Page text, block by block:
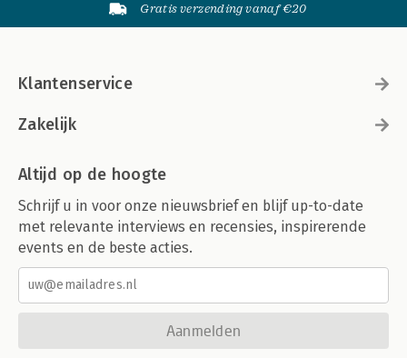
Gratis verzending vanaf €20
Klantenservice
Zakelijk
Altijd op de hoogte
Schrijf u in voor onze nieuwsbrief en blijf up-to-date
met relevante interviews en recensies, inspirerende
events en de beste acties.
Aanmelden